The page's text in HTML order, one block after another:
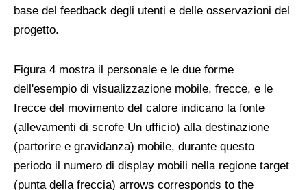
base del feedback degli utenti e delle osservazioni del
progetto.
Figura 4 mostra il personale e le due forme
dell'esempio di visualizzazione mobile, frecce, e le
frecce del movimento del calore indicano la fonte
(allevamenti di scrofe Un ufficio) alla destinazione
(partorire e gravidanza) mobile, durante questo
periodo il numero di display mobili nella regione target
(punta della freccia) arrows corresponds to the